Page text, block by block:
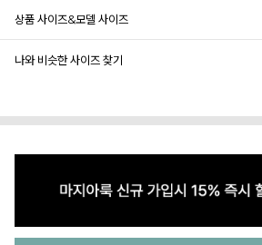
상품 사이즈&모델 사이즈
나와 비슷한 사이즈 찾기